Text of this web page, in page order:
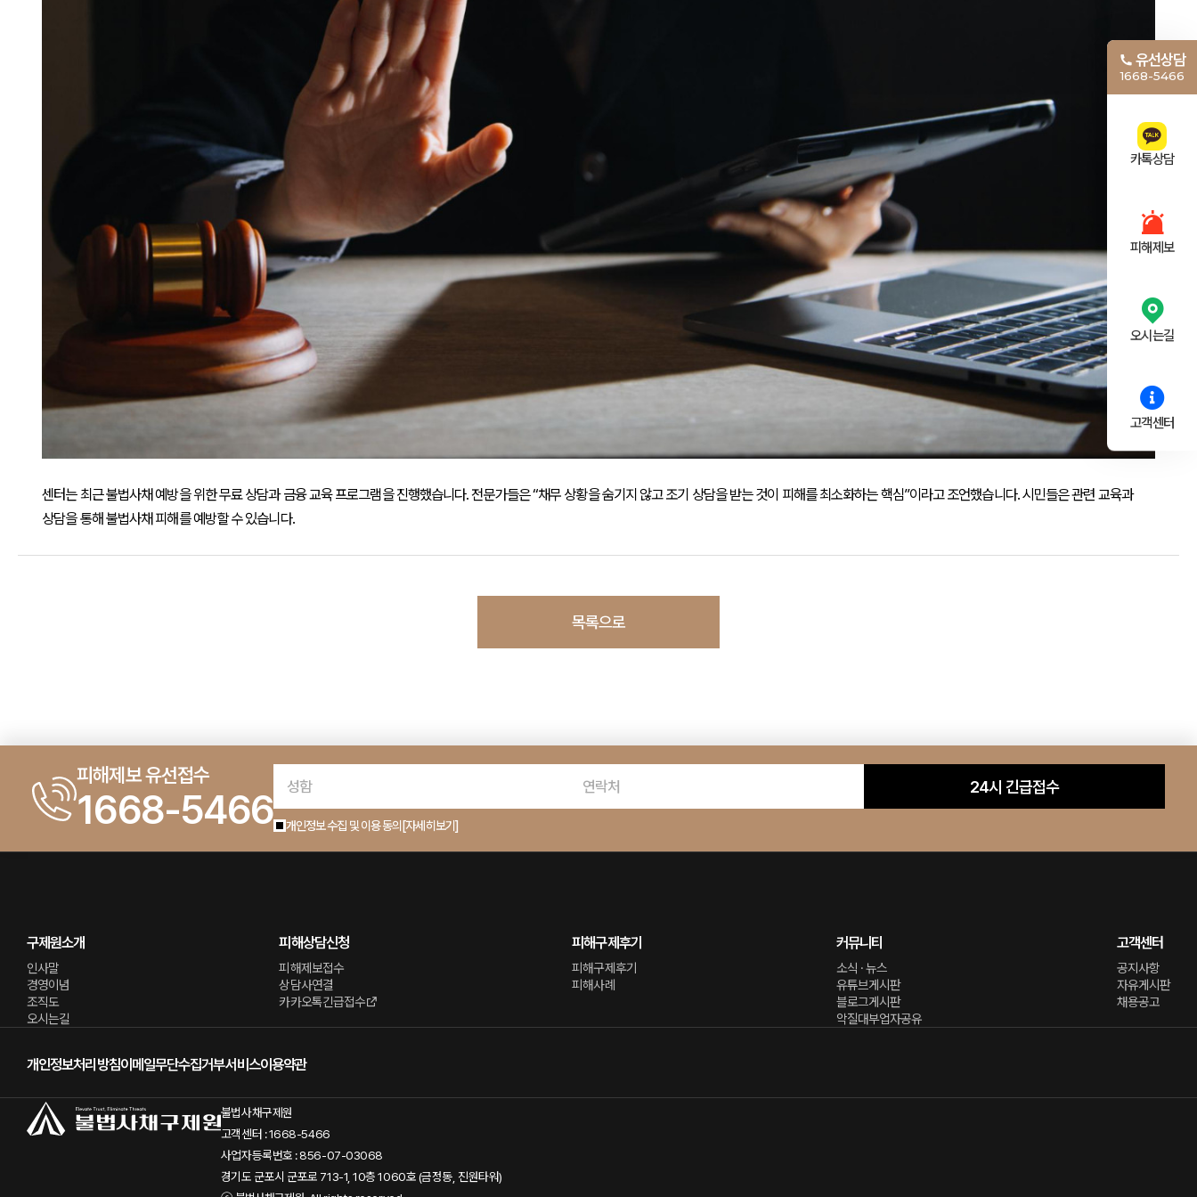
센터는 최근 불법사채 예방을 위한 무료 상담과 금융 교육 프로그램을 진행했습니다. 전문가들은 “채무 상황을 숨기지 않고 조기 상담을 받는 것이 피해를 최소화하는 핵심”이라고 조언했습니다. 시민들은 관련 교육과
상담을 통해 불법사채 피해를 예방할 수 있습니다.
목록으로
피해제보 유선접수
1668-5466 24시 긴급접수
개인정보 수집 및 이용 동의 [자세히보기]
구제원소개
인사말
경영이념
조직도
오시는길
피해상담신청
피해제보접수
상담사연결
카카오톡긴급접수
피해구제후기
피해구제후기
피해사례
커뮤니티
소식 · 뉴스
유튜브게시판
블로그게시판
악질대부업자공유
고객센터
공지사항
자유게시판
채용공고
개인정보처리방침이메일무단수집거부서비스이용약관
불법사채구제원
고객센터 : 1668-5466
사업자등록번호 : 856-07-03068
경기도 군포시 군포로 713-1, 10층 1060호 (금정동, 진원타워)
유선상담
1668-5466
카톡상담
피해제보
오시는길
고객센터